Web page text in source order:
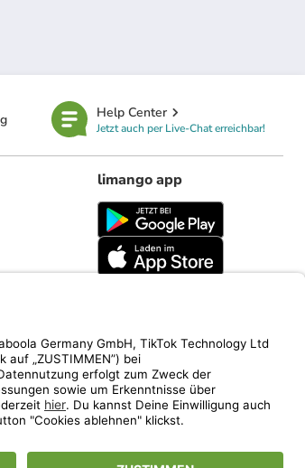
Help Center
Jetzt auch per Live-Chat erreichbar!
limango app
limango.nl limango.pl